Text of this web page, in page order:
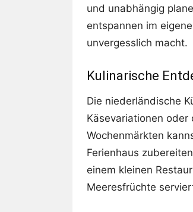
und unabhängig
entspannen im
unvergesslich macht.
Kulinarische
Die niederländische
Käsevariationen
Wochenmärkten
Ferienhaus
einem kleinen
Meeresfrüchte